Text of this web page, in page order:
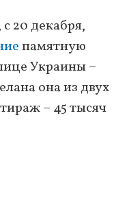
20 декабря,
памятную
Украины –
она из двух
– 45 тысяч